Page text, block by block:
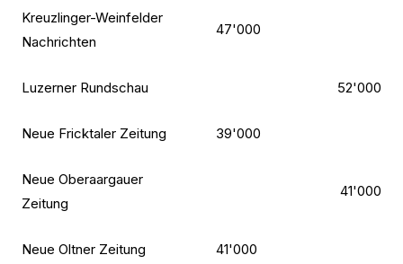
Kreuzlinger-Weinfelder
Nachrichten
47'000
Luzerner Rundschau 52'000
Neue Fricktaler Zeitung 39'000
Neue Oberaargauer
Zeitung
41'000
Neue Oltner Zeitung 41'000